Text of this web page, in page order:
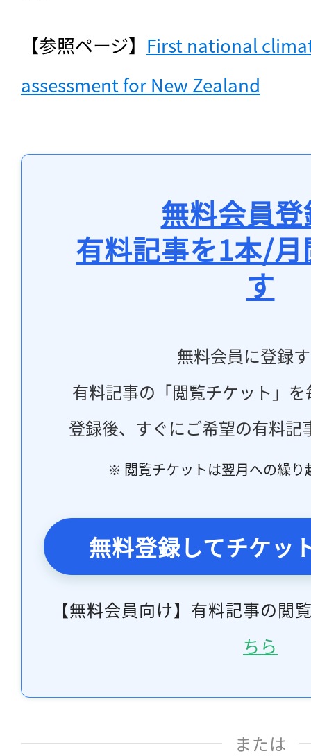
【参照ページ】 First national
assessment for New Zealand
無料会員
有料記事を1本/
す
無料会員に登録
有料記事の「閲覧チケット」
登録後、すぐにご希望の有料記
※ 閲覧チケットは翌月への繰り
無料登録してチケッ
【無料会員向け】有料記事の閲
ちら
または